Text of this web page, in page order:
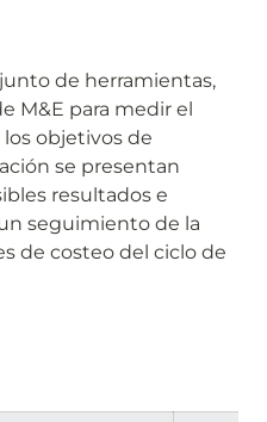
de herramientas,
M&E para medir el
objetivos de
se presentan
resultados e
seguimiento de la
de costeo del ciclo de